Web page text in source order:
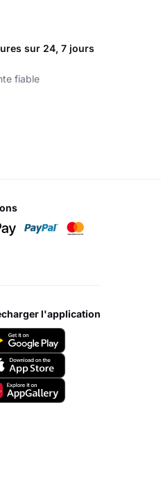
sur 24, 7 jours
fiable
l'application